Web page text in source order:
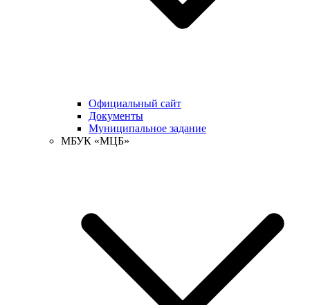
Официальный сайт
Документы
Муниципальное задание
МБУК «МЦБ»